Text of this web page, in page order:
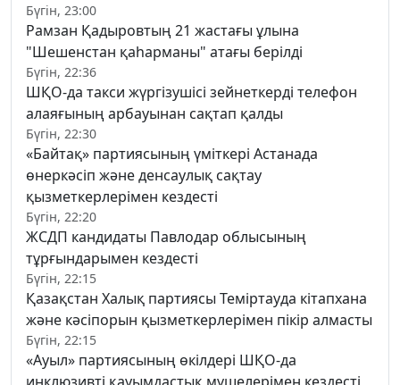
Бүгін, 23:00
Рамзан Қадыровтың 21 жастағы ұлына
"Шешенстан қаһарманы" атағы берілді
Бүгін, 22:36
ШҚО-да такси жүргізушісі зейнеткерді телефон
алаяғының арбауынан сақтап қалды
Бүгін, 22:30
«Байтақ» партиясының үміткері Астанада
өнеркәсіп және денсаулық сақтау
қызметкерлерімен кездесті
Бүгін, 22:20
ЖСДП кандидаты Павлодар облысының
тұрғындарымен кездесті
Бүгін, 22:15
Қазақстан Халық партиясы Теміртауда кітапхана
және кәсіпорын қызметкерлерімен пікір алмасты
Бүгін, 22:15
«Ауыл» партиясының өкілдері ШҚО-да